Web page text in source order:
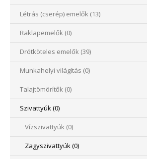
Létrás (cserép) emelők (13)
Raklapemelők (0)
Drótköteles emelők (39)
Munkahelyi világítás (0)
Talajtömörítők (0)
Szivattyúk (0)
Vízszivattyúk (0)
Zagyszivattyúk (0)